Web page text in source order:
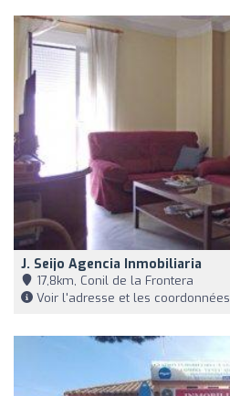
J. Seijo Agencia Inmobiliaria
17,8km, Conil de la Frontera
Voir l'adresse et les coordonnées